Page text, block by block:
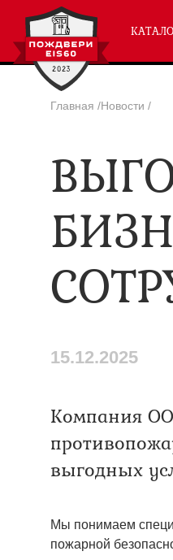
Главная /Новости /
15.12.2025
Компания
выгодных
Мы понимаем
пожарной